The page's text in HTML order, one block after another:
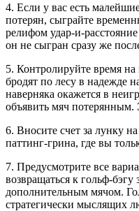
4. Если у вас есть
потерян, сыграйте
релифом удар-и-
он не сыгран сразу же
5. Контролируйте время
бродят по лесу в надежде
наверняка окажется в
объявить мяч потерянным.
6. Вносите счет за лунку
паттинг-грина, где вы
7. Предусмотрите все
возвращаться к гольф-
дополнительным мячом.
стратегически мыслящих